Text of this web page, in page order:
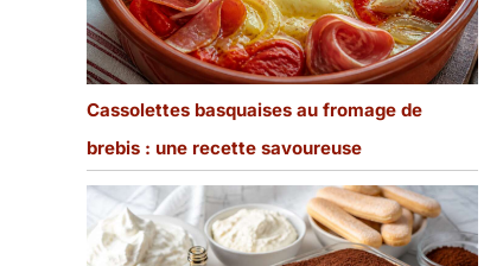
Cassolettes basquaises au fromage de
brebis : une recette savoureuse